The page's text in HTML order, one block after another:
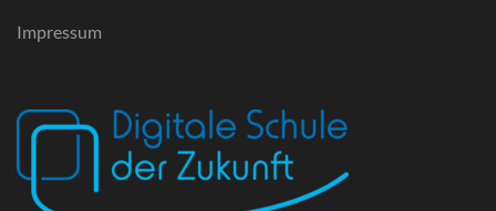
Impressum